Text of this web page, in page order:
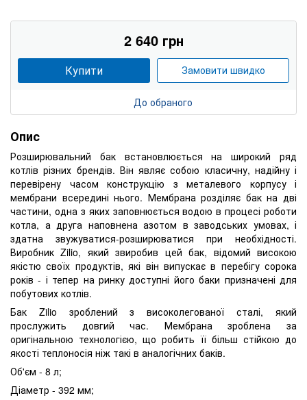
2 640 грн
Купити Замовити швидко
До обраного
Опис
Розширювальний бак встановлюється на широкий ряд
котлів різних брендів. Він являє собою класичну, надійну і
перевірену часом конструкцію з металевого корпусу і
мембрани всередині нього. Мембрана розділяє бак на дві
частини, одна з яких заповнюється водою в процесі роботи
котла, а друга наповнена азотом в заводських умовах, і
здатна звужуватися-розширюватися при необхідності.
Виробник Zilio, який звиробив цей бак, відомий високою
якістю своїх продуктів, які він випускає в перебігу сорока
років - і тепер на ринку доступні його баки призначені для
побутових котлів.
Бак Zilio зроблений з високолегованої сталі, який
прослужить довгий час. Мембрана зроблена за
оригінальною технологією, що робить її більш стійкою до
якості теплоносія ніж такі в аналогічних баків.
Об'єм - 8 л;
Діаметр - 392 мм;